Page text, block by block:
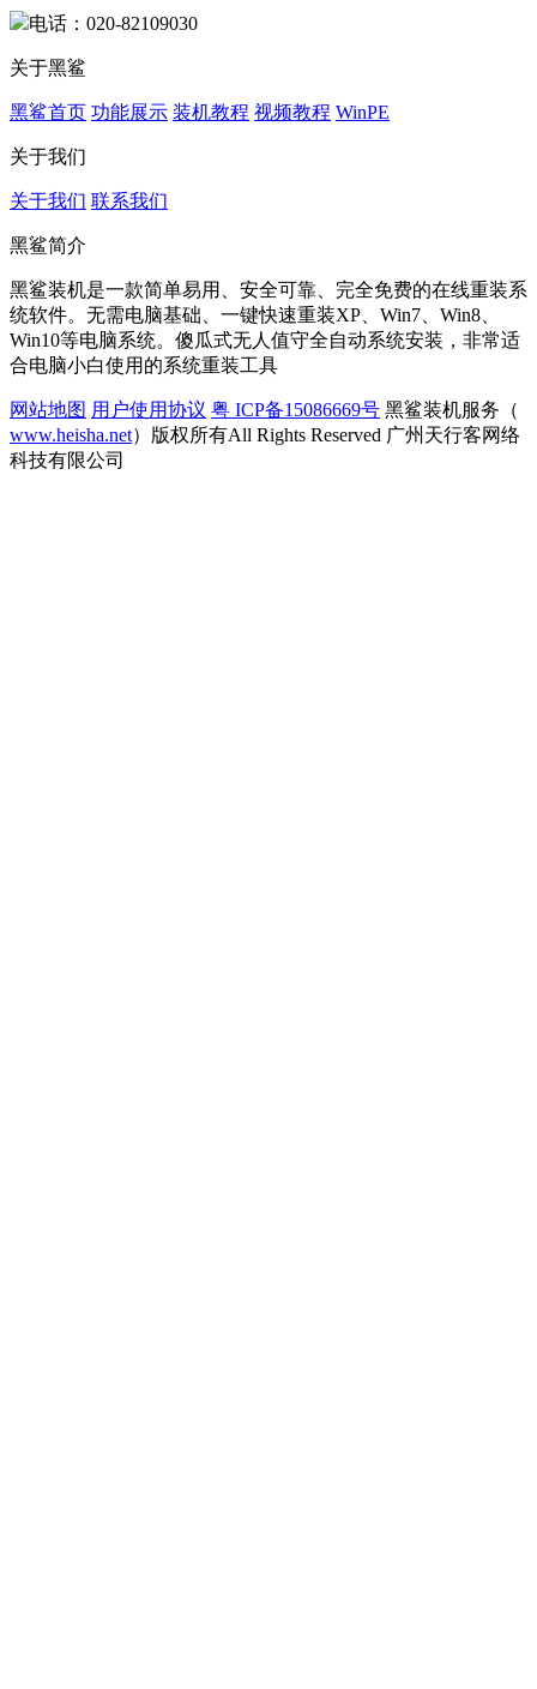
电话：020-82109030
关于黑鲨
黑鲨首页 功能展示 装机教程 视频教程 WinPE
关于我们
关于我们 联系我们
黑鲨简介
黑鲨装机是一款简单易用、安全可靠、完全免费的在线重装系
统软件。无需电脑基础、一键快速重装XP、Win7、Win8、
Win10等电脑系统。傻瓜式无人值守全自动系统安装，非常适
合电脑小白使用的系统重装工具
网站地图 用户使用协议 粤 ICP备15086669号 黑鲨装机服务（
www.heisha.net）版权所有All Rights Reserved 广州天行客网络
科技有限公司